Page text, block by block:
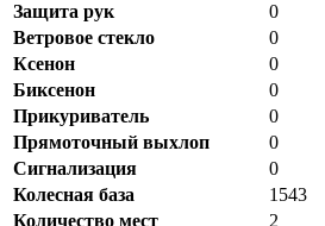
Защита рук
0
Ветровое стекло
0
Ксенон
0
Биксенон
0
Прикуриватель
0
Прямоточный выхлоп
0
Сигнализация
0
Колесная база
1543
Количество мест
2